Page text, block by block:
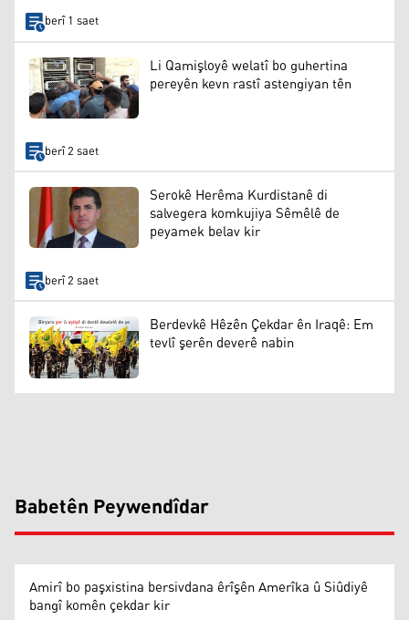
berî 1 saet
Li Qamişloyê welatî bo guhertina
pereyên kevn rastî astengiyan tên
berî 2 saet
Serokê Herêma Kurdistanê di
salvegera komkujiya Sêmêlê de
peyamek belav kir
berî 2 saet
Berdevkê Hêzên Çekdar ên Iraqê: Em
tevlî şerên deverê nabin
Babetên Peywendîdar
Amirî bo paşxistina bersivdana êrîşên Amerîka û Siûdiyê
bangî komên çekdar kir